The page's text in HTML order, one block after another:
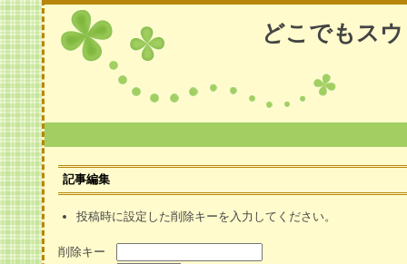
どこでもス
記事編集
投稿時に設定した削除キーを入力してください。
削除キー